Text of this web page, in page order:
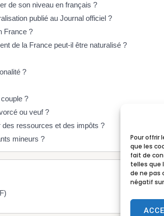
Pour offrir
que les
fait de
telles que
de ne pas
négatif
de son niveau en français ?
publié au Journal officiel ?
France ?
de la France peut-il être naturalisé ?
?
?
ou veuf ?
ressources et des impôts ?
mineurs ?